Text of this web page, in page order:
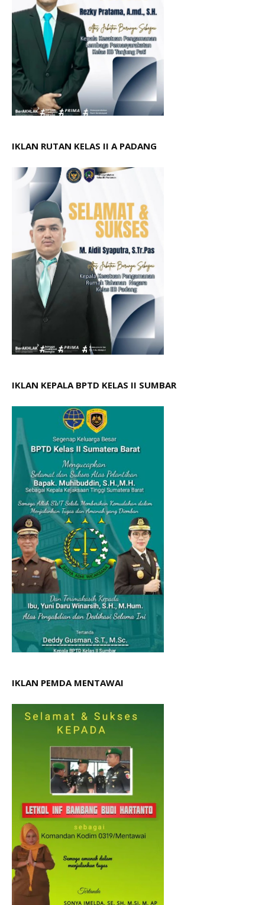
IKLAN RUTAN KELAS II A PADANG
IKLAN KEPALA BPTD KELAS II SUMBAR
IKLAN PEMDA MENTAWAI